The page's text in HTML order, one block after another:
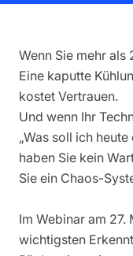
Wenn Sie mehr als
Eine kaputte
kostet Vertrauen.
Und wenn Ihr
„Was soll ich
haben Sie kein
Sie ein Chaos-
Im Webinar am
wichtigsten